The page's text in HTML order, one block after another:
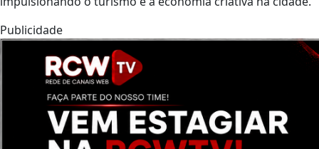
Publicidade